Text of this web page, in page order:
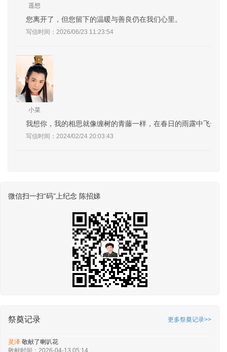
遥想
您离开了，但您留下的温暖与善良仍在我们心里。
写信时间：2026/06/23 11:23:54
小菜
我想你，我的相思就像缠树的青藤一样，在春日的雨露中飞长
写信时间：2024/02/24 20:03:43
微信扫一扫“码”上纪念 陈招娣
祭奠记录 更多祭奠记录>>
灵泽 敬献了喇叭花
敬献时间：2026-04-13 05:14